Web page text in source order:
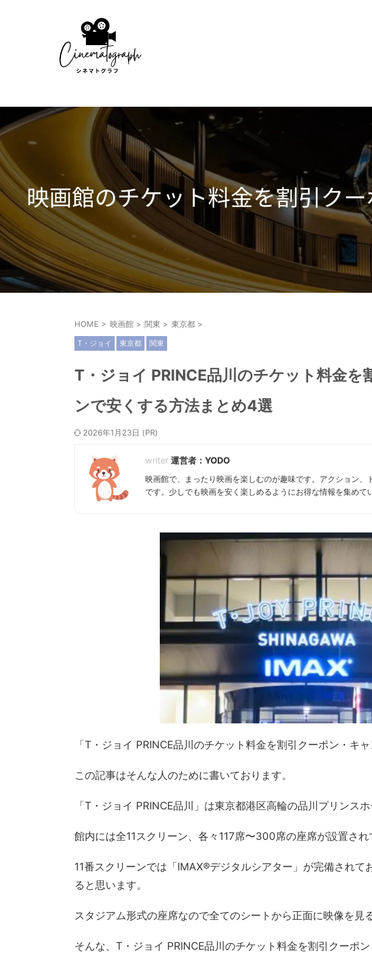
HOME > 映画館 > 関東 > 東京都 >
T・ジョイ 東京都 関東
T・ジョイ PRINCE品川のチケット料金を
ンで安くする方法まとめ4選
2026年1月23日
運営者：YODO
映画館で、まったり映画を楽しむのが趣味です。アクション、
です。少しでも映画を安く楽しめるようにお得な情報を集めて
「T・ジョイ PRINCE品川のチケット料金を割引クーポン・キ
この記事はそんな人のために書いております。
「T・ジョイ PRINCE品川」は東京都港区高輪の品川プリンス
館内には全11スクリーン、各々117席〜300席の座席が設置され
11番スクリーンでは「IMAX®デジタルシアター」が完備されて
ると思います。
スタジアム形式の座席なので全てのシートから正面に映像を見
そんな、T・ジョイ PRINCE品川のチケット料金を割引クーポ